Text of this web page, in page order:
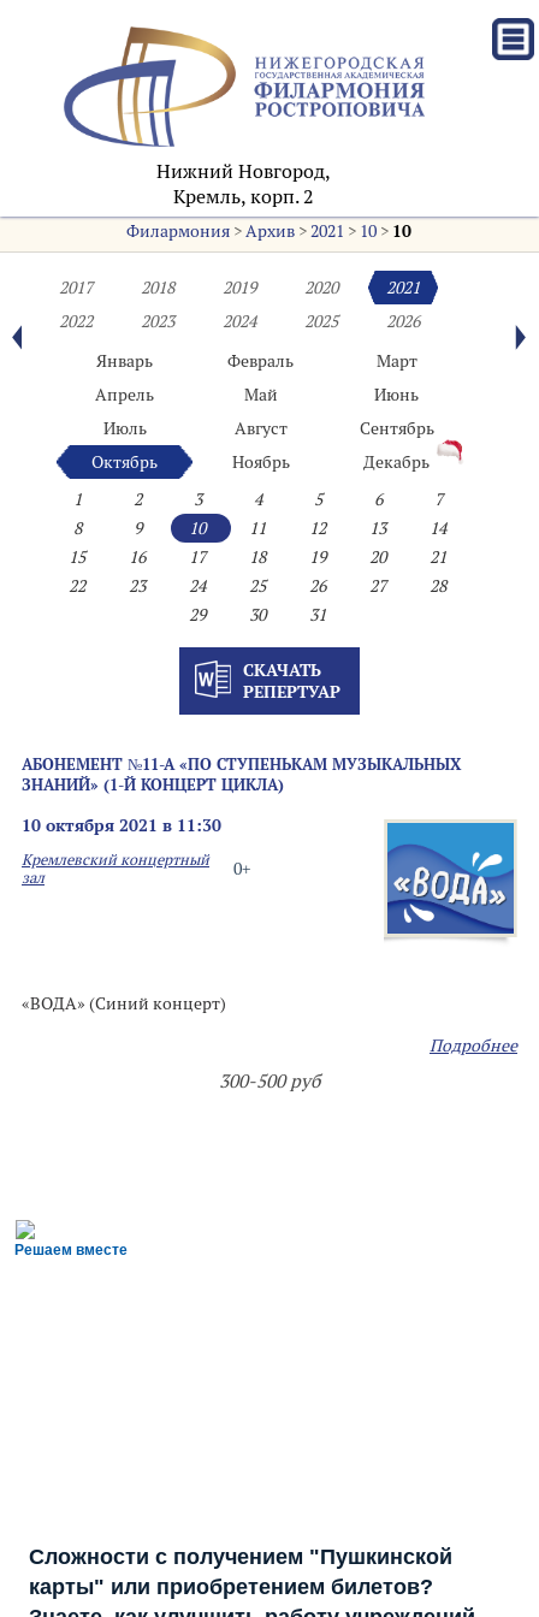
Нижний Новгород,
Кремль, корп. 2
Филармония >Архив >2021 > 10 > 10
2017 2018 2019 2020
2021
2022
2023 2024 2025
2026
Январь
Февраль
Март
Апрель
Май
Июнь
Июль
Август
Сентябрь
Октябрь
Ноябрь
Декабрь
1
2 3 4 5 6
7
8
9 10 11 12 13
14
15
16 17 18 19 20
21
22
23 24 25 26 27
28
29
30 31
СКАЧАТЬ
РЕПЕРТУАР
АБОНЕМЕНТ №11-А «ПО СТУПЕНЬКАМ МУЗЫКАЛЬНЫХ
ЗНАНИЙ» (1-Й КОНЦЕРТ ЦИКЛА)
10 октября 2021 в 11:30
0+
Кремлевский концертный
зал
«ВОДА» (Синий концерт)
Подробнее
300-500 руб
Решаем вместе
Сложности с получением "Пушкинской
карты" или приобретением билетов?